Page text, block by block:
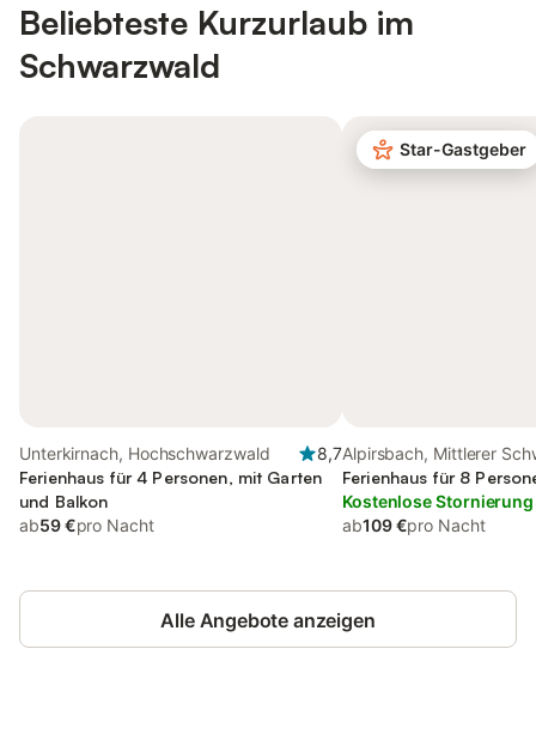
Beliebteste Kurzurlaub im
Schwarzwald
Unterkirnach, Hochschwarzwald
8,7
Ferienhaus für 4 Personen, mit Garten
und Balkon
ab59 €pro Nacht
Star-Gastgeber
Alpirsbach, Mittlerer
Ferienhaus für 8
Kostenlose Stornierung
ab109 €pro Nacht
Alle Angebote anzeigen